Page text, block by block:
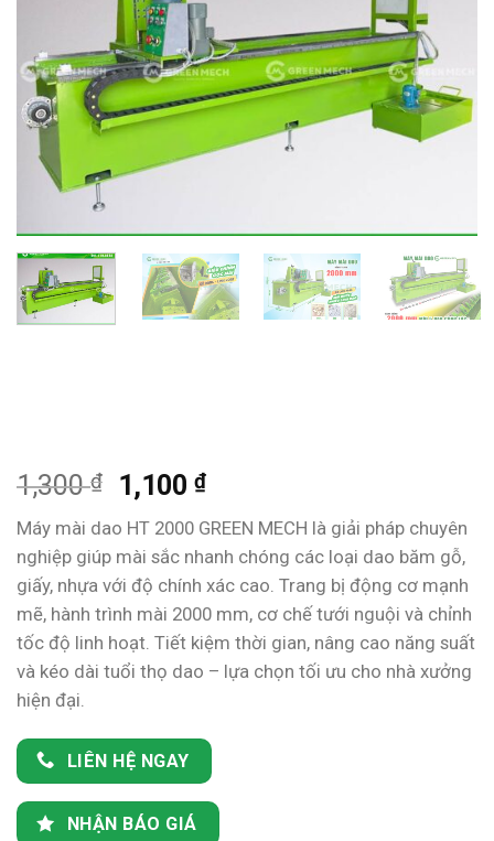
1,300₫
Giá
là:
1,300 ₫.
1,100 ₫Giá
tại
là:
1,100 ₫.
Máy mài dao HT 2000 GREEN MECH là giải pháp chuyên
nghiệp giúp mài sắc nhanh chóng các loại dao băm gỗ,
giấy, nhựa với độ chính xác cao. Trang bị động cơ mạnh
mẽ, hành trình mài 2000 mm, cơ chế tưới nguội và chỉnh
tốc độ linh hoạt. Tiết kiệm thời gian, nâng cao năng suất
và kéo dài tuổi thọ dao – lựa chọn tối ưu cho nhà xưởng
hiện đại.
LIÊN HỆ NGAY
NHẬN BÁO GIÁ